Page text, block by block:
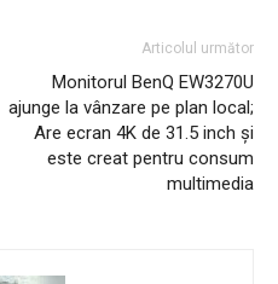
Articolul următor
Monitorul BenQ EW3270U
ajunge la vânzare pe plan local;
Are ecran 4K de 31.5 inch și
este creat pentru consum
multimedia